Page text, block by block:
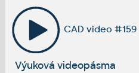
CAD video #159
Výuková videopásma